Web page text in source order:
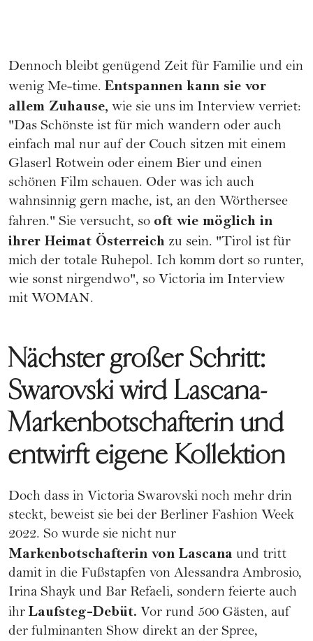
Dennoch bleibt genügend Zeit für Familie und ein
wenig Me-time. Entspannen kann sie vor
allem Zuhause, wie sie uns im Interview verriet:
"Das Schönste ist für mich wandern oder auch
einfach mal nur auf der Couch sitzen mit einem
Glaserl Rotwein oder einem Bier und einen
schönen Film schauen. Oder was ich auch
wahnsinnig gern mache, ist, an den Wörthersee
fahren." Sie versucht, so oft wie möglich in
ihrer Heimat Österreich zu sein. "Tirol ist für
mich der totale Ruhepol. Ich komm dort so runter,
wie sonst nirgendwo", so Victoria im Interview
mit WOMAN.
Nächster großer Schritt:
Swarovski wird Lascana-
Markenbotschafterin und
entwirft eigene Kollektion
Doch dass in Victoria Swarovski noch mehr drin
steckt, beweist sie bei der Berliner Fashion Week
2022. So wurde sie nicht nur
Markenbotschafterin von Lascana und tritt
damit in die Fußstapfen von Alessandra Ambrosio,
Irina Shayk und Bar Refaeli, sondern feierte auch
ihr Laufsteg-Debüt. Vor rund 500 Gästen, auf
der fulminanten Show direkt an der Spree,